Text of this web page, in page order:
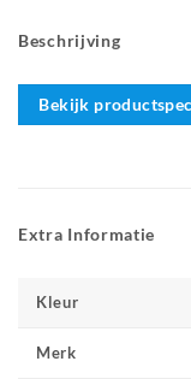
Beschrijving
Bekijk
Extra Informatie
Kleur
Merk